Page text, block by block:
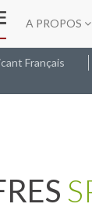
A PROPOS
Français